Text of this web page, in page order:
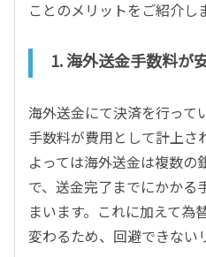
ことのメリットをご紹介し
1. 海外送金手数料が
海外送金にて決済を行って
手数料が費用として計上さ
よっては海外送金は複数の
で、送金完了までにかかる
まいます。これに加えて為
変わるため、回避できない